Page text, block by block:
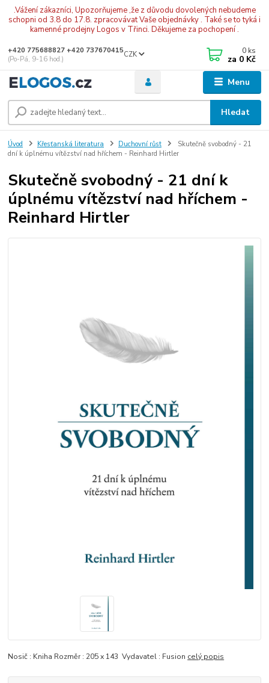
.Vážení zákazníci, Upozorňujeme ,že z důvodu dovolených nebudeme
schopni od 3.8 do 17.8. zpracovávat Vaše objednávky . Také se to tyká i
kamenné prodejny Logos v Třinci. Děkujeme za pochopení .
Menu
CZK
Hledat
+420 775688827 +420 737670415
(Po-Pá, 9-16 hod.)
0 ks
za 0 Kč
Úvod Křesťanská literatura Duchovní růst
Skutečně svobodný - 21
dní k úplnému vítězství nad hříchem - Reinhard Hirtler
Skutečně svobodný - 21 dní k
úplnému vítězství nad hříchem -
Reinhard Hirtler
Nosič : Kniha Rozměr : 205 x 143 Vydavatel : Fusion celý popis